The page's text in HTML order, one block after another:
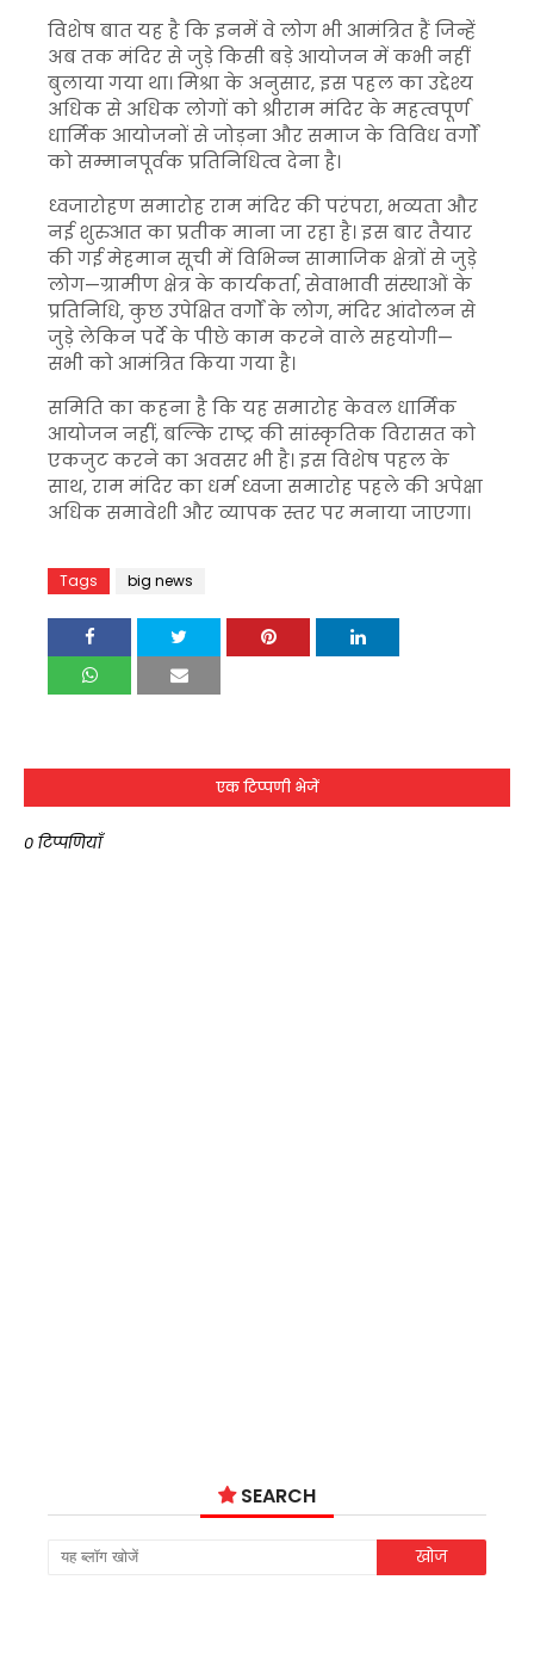
विशेष बात यह है कि इनमें वे लोग भी आमंत्रित हैं जिन्हें
अब तक मंदिर से जुड़े किसी बड़े आयोजन में कभी नहीं
बुलाया गया था। मिश्रा के अनुसार, इस पहल का उद्देश्य
अधिक से अधिक लोगों को श्रीराम मंदिर के महत्वपूर्ण
धार्मिक आयोजनों से जोड़ना और समाज के विविध वर्गों
को सम्मानपूर्वक प्रतिनिधित्व देना है।
ध्वजारोहण समारोह राम मंदिर की परंपरा, भव्यता और
नई शुरुआत का प्रतीक माना जा रहा है। इस बार तैयार
की गई मेहमान सूची में विभिन्न सामाजिक क्षेत्रों से जुड़े
लोग—ग्रामीण क्षेत्र के कार्यकर्ता, सेवाभावी संस्थाओं के
प्रतिनिधि, कुछ उपेक्षित वर्गों के लोग, मंदिर आंदोलन से
जुड़े लेकिन पर्दे के पीछे काम करने वाले सहयोगी—
सभी को आमंत्रित किया गया है।
समिति का कहना है कि यह समारोह केवल धार्मिक
आयोजन नहीं, बल्कि राष्ट्र की सांस्कृतिक विरासत को
एकजुट करने का अवसर भी है। इस विशेष पहल के
साथ, राम मंदिर का धर्म ध्वजा समारोह पहले की अपेक्षा
अधिक समावेशी और व्यापक स्तर पर मनाया जाएगा।
Tags big news
एक टिप्पणी भेजें
0 टिप्पणियाँ
SEARCH